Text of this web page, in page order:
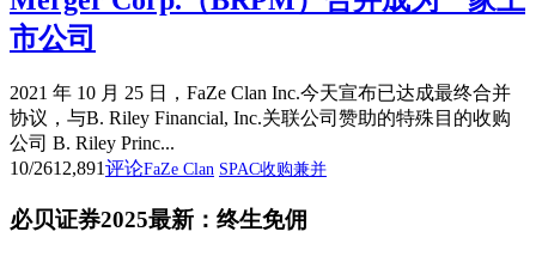
市公司
2021 年 10 月 25 日，FaZe Clan Inc.今天宣布已达成最终合并
协议，与B. Riley Financial, Inc.关联公司赞助的特殊目的收购
公司 B. Riley Princ...
10/2612,891评论FaZe Clan SPAC收购兼并
必贝证券2025最新：终生免佣